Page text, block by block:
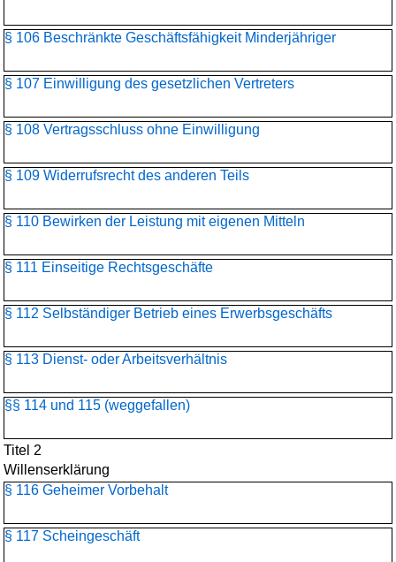
§ 106 Beschränkte Geschäftsfähigkeit Minderjähriger
§ 107 Einwilligung des gesetzlichen Vertreters
§ 108 Vertragsschluss ohne Einwilligung
§ 109 Widerrufsrecht des anderen Teils
§ 110 Bewirken der Leistung mit eigenen Mitteln
§ 111 Einseitige Rechtsgeschäfte
§ 112 Selbständiger Betrieb eines Erwerbsgeschäfts
§ 113 Dienst- oder Arbeitsverhältnis
§§ 114 und 115 (weggefallen)
Titel 2
Willenserklärung
§ 116 Geheimer Vorbehalt
§ 117 Scheingeschäft